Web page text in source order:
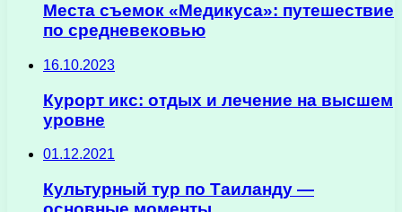
Места съемок «Медикуса»: путешествие
по средневековью
16.10.2023
Курорт икс: отдых и лечение на высшем
уровне
01.12.2021
Культурный тур по Таиланду —